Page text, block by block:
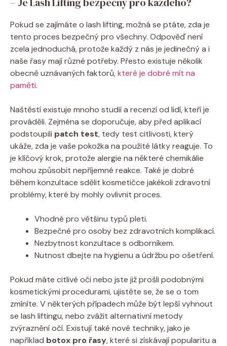
Pokud se zajímáte o lash lifting, možná se ptáte, zda je
tento proces bezpečný pro všechny. Odpověď není
zcela jednoduchá, protože každý z nás je jedinečný a i
naše řasy mají různé potřeby. Přesto existuje několik
obecně uznávaných faktorů,které je dobré mít na
paměti.
Naštěstí existuje mnoho studií a recenzí od lidí, kteří je
prováděli. Zejména se doporučuje, aby před aplikací
podstoupili patch test, tedy test citlivosti, který
ukáže, zda je vaše pokožka na použité látky reaguje. To
je klíčový krok, protože alergie na některé chemikálie
mohou způsobit nepříjemné reakce. Také je dobré
během konzultace sdělit kosmetičce jakékoli zdravotní
problémy, které by mohly ovlivnit proces.
Vhodné pro většinu typů pleti.
Bezpečné pro osoby bez zdravotních komplikací.
Nezbytnost konzultace s odborníkem.
Nutnost dbejte na hygienu a údržbu po ošetření.
Pokud máte citlivé oči nebo jste již prošli podobnými
kosmetickými procedurami, ujistěte se, že se o tom
zmíníte. V některých případech může být lepší vyhnout
se lash liftingu, nebo zvážit alternativní metody
zvýraznění očí. Existují také nové techniky, jako je
například botox pro řasy, které si získávají popularitu a